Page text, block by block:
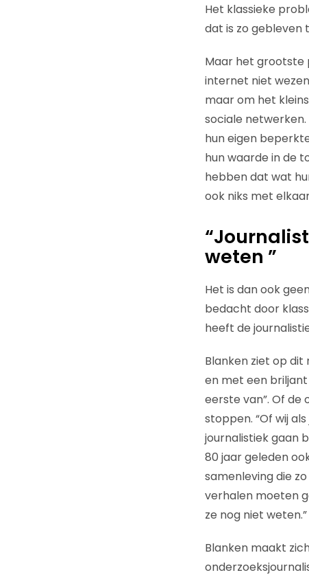
Het klassieke
dat is zo gebleven
Maar het grootste
internet niet
maar om het
sociale
hun eigen
hun waarde in de
hebben dat wat
ook niks met
weten ”
Het is dan ook
bedacht door
heeft de
Blanken ziet op
en met een
eerste van”. Of
stoppen. “Of wij
journalistiek gaan
80 jaar geleden
samenleving die
verhalen moeten
ze nog niet weten.”
Blanken maakt